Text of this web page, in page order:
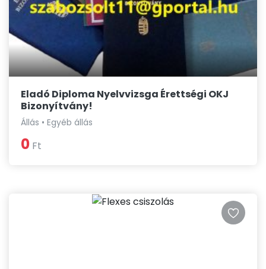
Eladó Diploma Nyelvvizsga Érettségi OKJ
Bizonyítvány!
Állás • Egyéb állás
0 Ft